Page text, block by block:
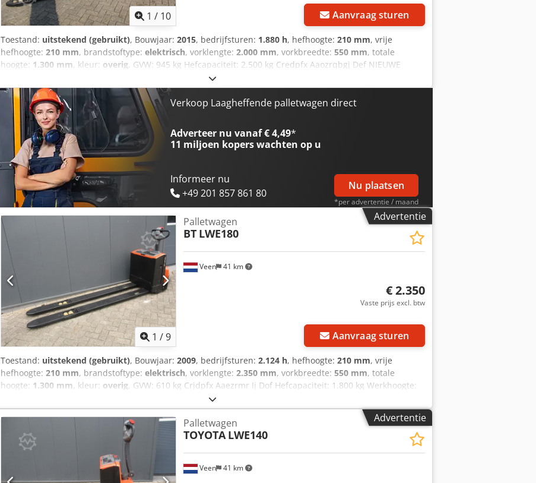
1 / 10 Aanvraag sturen
Toestand: uitstekend (gebruikt), Bouwjaar: 2015, bedrijfsturen: 1.880 h, hefhoogte: 210 mm, vrije
hefhoogte: 210 mm, brandstoftype: elektrisch, vorklengte: 2.000 mm, vorkbreedte: 550 mm, totale
hoogte: 1.300 mm, kleur: overig, GVW: 945 kg Hefcapaciteit: 2.500 kg Credpfx Aaozrqbgj Def NIEUWE
BATTERIJCELLEN 24V 4PzB 400Ah met centraal watervulsysteem, 220V hoogfrequent lader, Vorkmaat 2000
x 550 mm en tussenruimte 190 mm, Tandem vorkwielen, LPE250, In Nederland garantie machine 3
maanden, in Nederland garantie batterij 1 jaar.Verkoop Laagheffende palletwagen direct
Adverteer nu vanaf € 4,49*
11 miljoen koperswachten op u
Informeer nu
+49 201 857 861 80
Nu plaatsen
*per advertentie / maand
Advertentie
1 /9
Veen 41 km
Palletwagen
BT LWE180
€ 2.350
Vaste prijs excl. btw
Aanvraag sturen
Toestand: uitstekend (gebruikt), Bouwjaar: 2009, bedrijfsturen: 2.124 h, hefhoogte: 210 mm, vrije
hefhoogte: 210 mm, brandstoftype: elektrisch, vorklengte: 2.350 mm, vorkbreedte: 550 mm, totale
hoogte: 1.300 mm, kleur: overig, GVW: 610 kg Crjdpfx Aaezrmr Ij Dof Hefcapaciteit: 1.800 kg Werkhoogte:
130 cm VORKMAAT 2350 X 550 MM, Voor vervoer van meerdere pallets tegelijk. Nieuwe batterijcellen 24V
3PzB 225Ah met vulsysteem, 220V hoogfrequent ader, NIEUWE wielen, Tandem vorkwielen, BT TOYOTA
LWE 180, In Nederland garantie machine en batterij 3 maanden.
Advertentie
Veen 41 km
Palletwagen
TOYOTA LWE140